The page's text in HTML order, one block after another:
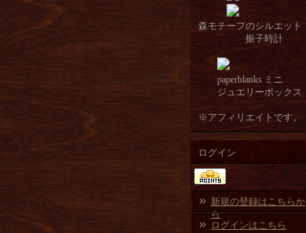
森モチーフのシルエット
振子時計
paperblanks ミニ
ジュエリーボックス
※アフィリエイトです。
ログイン
新規の登録はこちらか
ら
ログインはこちら